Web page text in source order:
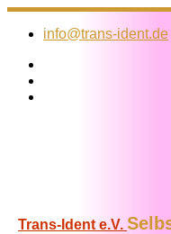
Zum
Inhalt
info@trans-ident.de
Trans-Ident e.V.